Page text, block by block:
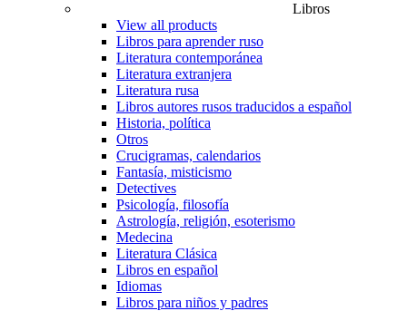
Libros
View all products
Libros para aprender ruso
Literatura contemporánea
Literatura extranjera
Literatura rusa
Libros autores rusos traducidos a español
Historia, política
Otros
Crucigramas, calendarios
Fantasía, misticismo
Detectives
Psicología, filosofía
Astrología, religión, esoterismo
Medecina
Literatura Clásica
Libros en español
Idiomas
Libros para niños y padres